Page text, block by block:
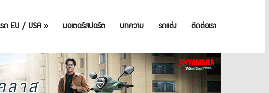
รถ EU / USA » มอเตอร์สปอร์ต บทความ รถแต่ง ติดต่อเรา